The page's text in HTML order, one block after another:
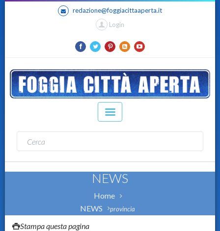
redazione@foggiacittaaperta.it
Login
NEWS
Home
NEWS
provincia
Stampa questa pagina